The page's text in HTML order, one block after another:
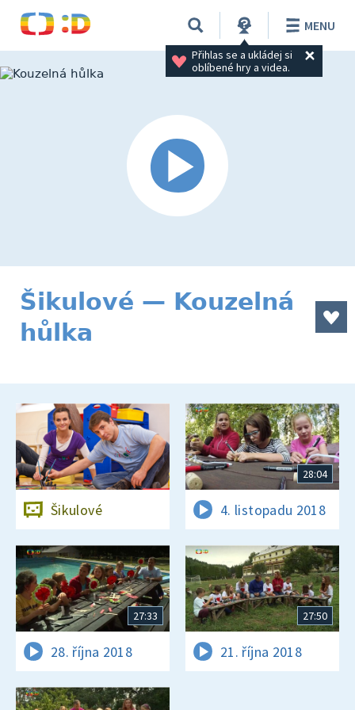
Přihlas se a ukládej si
oblíbené hry a videa.
MENU
Šikulové — Kouzelná
hůlka
Šikulové
28:04
4. listopadu 2018
27:33
28. října 2018
27:50
21. října 2018